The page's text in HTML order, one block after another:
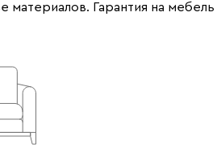
материалов. Гарантия на мебель